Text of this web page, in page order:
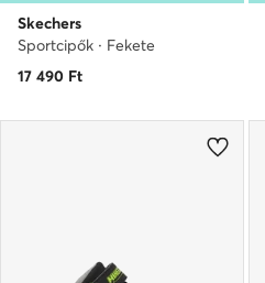
Skechers
Sportcipők · Fekete
17 490 Ft